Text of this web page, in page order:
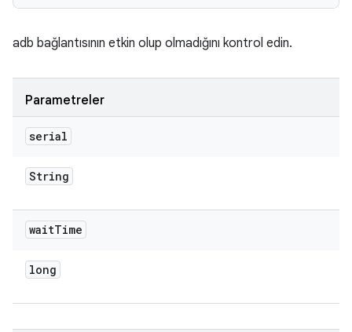
adb bağlantısının etkin olup olmadığını kontrol edin.
Parametreler
serial
String
waitTime
long